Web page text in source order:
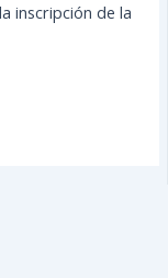
inscripción de la